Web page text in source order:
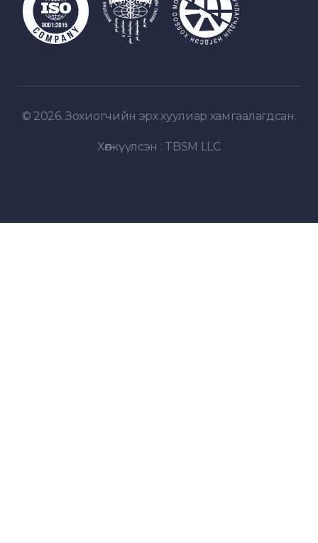
© 2026. Зохиогчийн эрх хуулиар хамгаалагдсан.
Хөгжүүлсэн : TBSM LLC